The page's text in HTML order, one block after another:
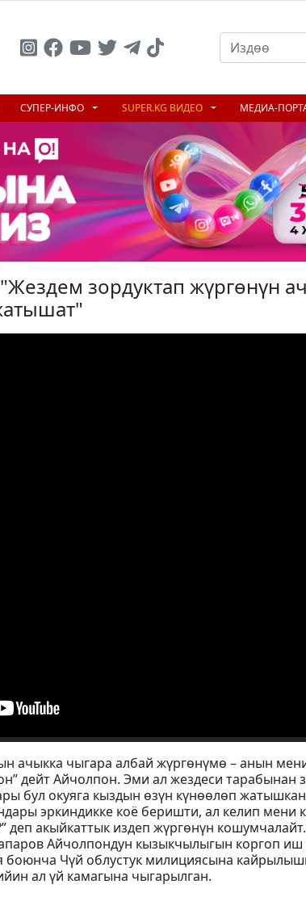
СУПЕР-ИНФО SUPER.KG ВИДЕО МЕДИА-
зордуктап жүргөнүн
ачыкка чыгара албай жүргөнүмө – анын
дейт Айчолпон. Эми ал жездеси тарабынан
бул окуяга кыздын өзүн күнөөлөп
эркиндикке коё беришти, ал келип мени
деп акыйкаттык издеп жүргөнүн кошумчалайт.
Айчолпондун кызыкчылыгын коргоп иш
боюнча Чүй облустук милициясына
ал үй камагына чыгарылган.